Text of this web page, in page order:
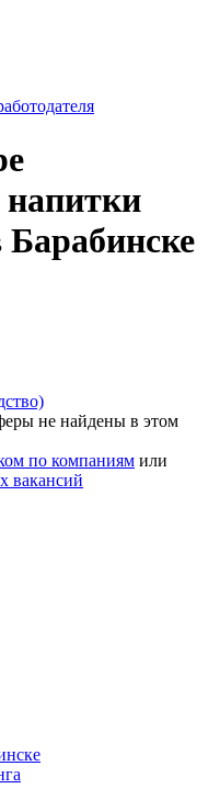
Барабинске
не найдены в этом
по компаниям или
вакансий